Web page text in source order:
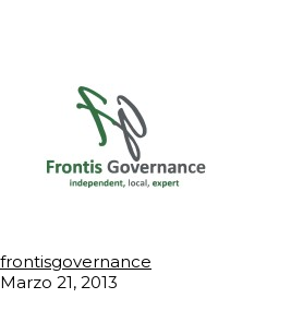
frontisgovernance
Marzo 21, 2013